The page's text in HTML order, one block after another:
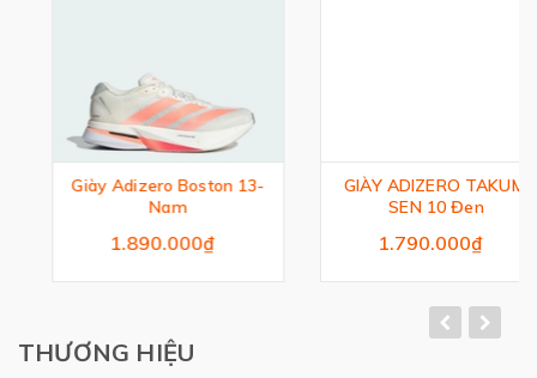
Giày Adizero Boston 13-
Nam
1.890.000₫
GIÀY ADIZERO TAKUMI
SEN 10 Đen
1.790.000₫
THƯƠNG HIỆU